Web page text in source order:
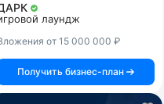
лаундж
от 15 000 000 ₽
Получить бизнес-план